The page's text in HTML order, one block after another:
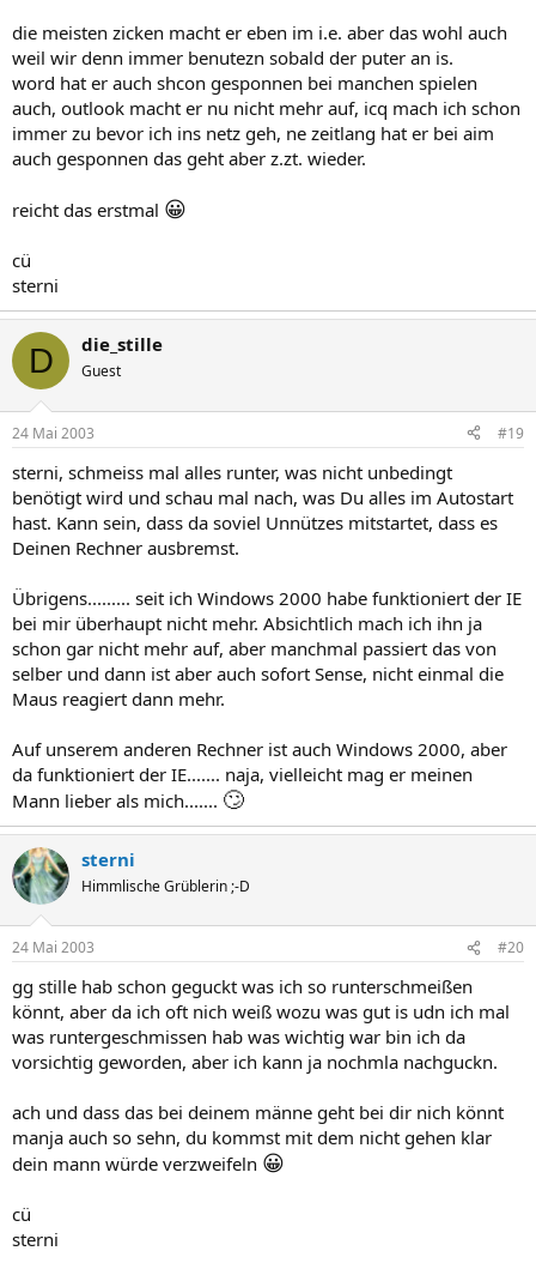
die meisten zicken macht er eben im i.e. aber das wohl auch
weil wir denn immer benutezn sobald der puter an is.
word hat er auch shcon gesponnen bei manchen spielen
auch, outlook macht er nu nicht mehr auf, icq mach ich schon
immer zu bevor ich ins netz geh, ne zeitlang hat er bei aim
auch gesponnen das geht aber z.zt. wieder.
reicht das erstmal 😀
cü
sterni
D die_stille
Guest
24 Mai 2003 #19
sterni, schmeiss mal alles runter, was nicht unbedingt
benötigt wird und schau mal nach, was Du alles im Autostart
hast. Kann sein, dass da soviel Unnützes mitstartet, dass es
Deinen Rechner ausbremst.
Übrigens......... seit ich Windows 2000 habe funktioniert der IE
bei mir überhaupt nicht mehr. Absichtlich mach ich ihn ja
schon gar nicht mehr auf, aber manchmal passiert das von
selber und dann ist aber auch sofort Sense, nicht einmal die
Maus reagiert dann mehr.
Auf unserem anderen Rechner ist auch Windows 2000, aber
da funktioniert der IE....... naja, vielleicht mag er meinen
Mann lieber als mich....... 🙄
sterni
Himmlische Grüblerin ;-D
24 Mai 2003 #20
gg stille hab schon geguckt was ich so runterschmeißen
könnt, aber da ich oft nich weiß wozu was gut is udn ich mal
was runtergeschmissen hab was wichtig war bin ich da
vorsichtig geworden, aber ich kann ja nochmla nachguckn.
ach und dass das bei deinem männe geht bei dir nich könnt
manja auch so sehn, du kommst mit dem nicht gehen klar
dein mann würde verzweifeln 😀
cü
sterni